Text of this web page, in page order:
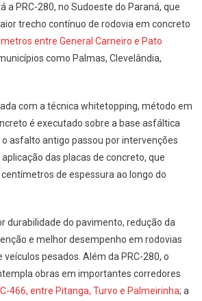
a PRC-280, no Sudoeste do Paraná, que
trecho contínuo de rodovia em concreto
entre General Carneiro e Pato
como Palmas, Clevelândia,
com a técnica whitetopping, método em
é executado sobre a base asfáltica
o asfalto antigo passou por intervenções
das placas de concreto, que
de espessura ao longo do
durabilidade do pavimento, redução da
e melhor desempenho em rodovias
pesados. Além da PRC-280, o
obras em importantes corredores
466, entre Pitanga, Turvo e Palmeirinha; a